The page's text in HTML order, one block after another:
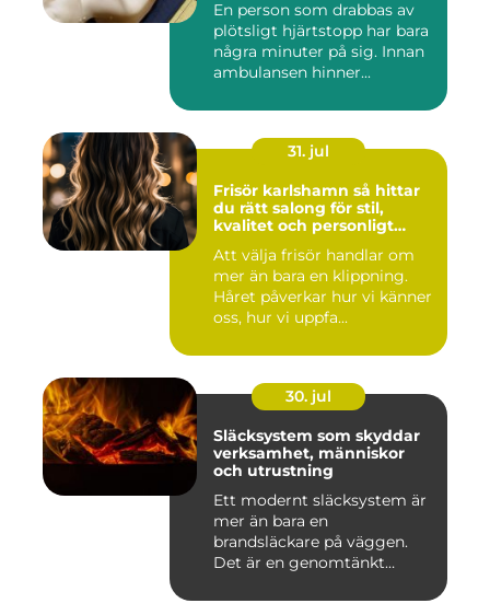
En person som drabbas av
plötsligt hjärtstopp har bara
några minuter på sig. Innan
ambulansen hinner...
31. jul
Frisör karlshamn så hittar
du rätt salong för stil,
kvalitet och personligt
Att välja frisör handlar om
mer än bara en klippning.
Håret påverkar hur vi känner
oss, hur vi uppfa...
30. jul
Släcksystem som skyddar
verksamhet, människor
och utrustning
Ett modernt släcksystem är
mer än bara en
brandsläckare på väggen.
Det är en genomtänkt